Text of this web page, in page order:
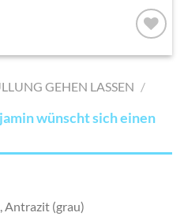
AUF MEINE
SETZEN
GEHEN LASSEN /
wünscht sich einen
Antrazit (grau)